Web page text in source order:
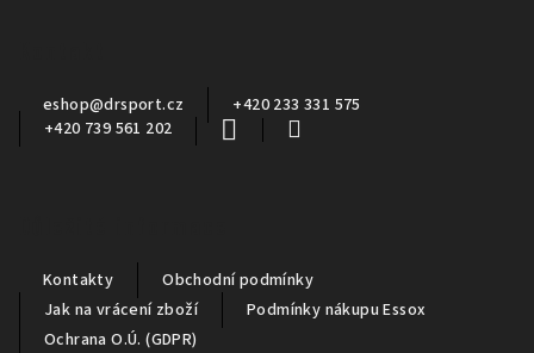
eshop@drsport.cz
+420 233 331 575
+420 739 561 202
Kontakty
Obchodní podmínky
Jak na vrácení zboží
Podmínky nákupu Essox
Ochrana O.Ú. (GDPR)